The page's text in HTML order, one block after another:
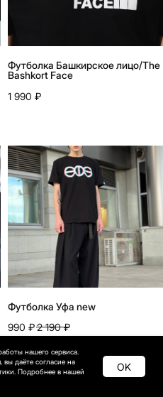
Футболка Башкирское лицо/The
Bashkort Face
1 990 ₽
Футболка Уфа new
990 ₽2 190 ₽
нашего сервиса.
даёте согласие на
Подробнее в нашей
OK